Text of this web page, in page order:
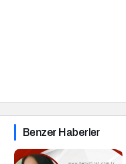
Benzer Haberler